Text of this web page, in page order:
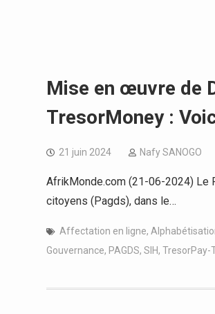
Mise en œuvre de
TresorMoney :
21 juin 2024 Nafy SANOGO
AfrikMonde.com (21-06-2024) Le
citoyens (Pagds), dans le…
Affectation en ligne,
Gouvernance, PAGDS, SIH, TresorPay-